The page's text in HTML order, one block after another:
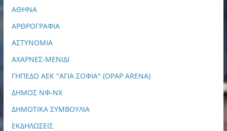
ΑΘΗΝΑ
ΑΡΘΡΟΓΡΑΦΙΑ
ΑΣΤΥΝΟΜΙΑ
ΑΧΑΡΝΕΣ-ΜΕΝΙΔΙ
ΓΗΠΕΔΟ ΑΕΚ "ΑΓΙΑ ΣΟΦΙΑ" (OPAP ARENA)
ΔΗΜΟΣ ΝΦ-ΝΧ
ΔΗΜΟΤΙΚΑ ΣΥΜΒΟΥΛΙΑ
ΕΚΔΗΛΩΣΕΙΣ